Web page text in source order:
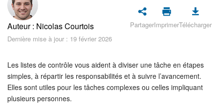
Sécurité dans Bitrix24
Démarrer sur Bitrix24
Actualités
Tâches et projets
Auteur : Nicolas Courtois
Dernière mise à jour : 19 février 2026
PartagerImprimerTélécharger
Les listes de contrôle vous aident à diviser une tâche en étapes
simples, à répartir les responsabilités et à suivre l’avancement.
Elles sont utiles pour les tâches complexes ou celles impliquant
plusieurs personnes.